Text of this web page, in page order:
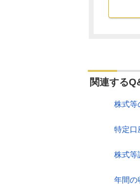
関連する
株式等
特定口
株式等
年間の